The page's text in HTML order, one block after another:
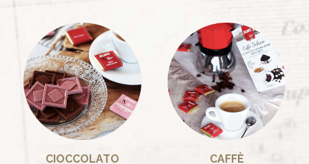
CIOCCOLATO CAFFÈ